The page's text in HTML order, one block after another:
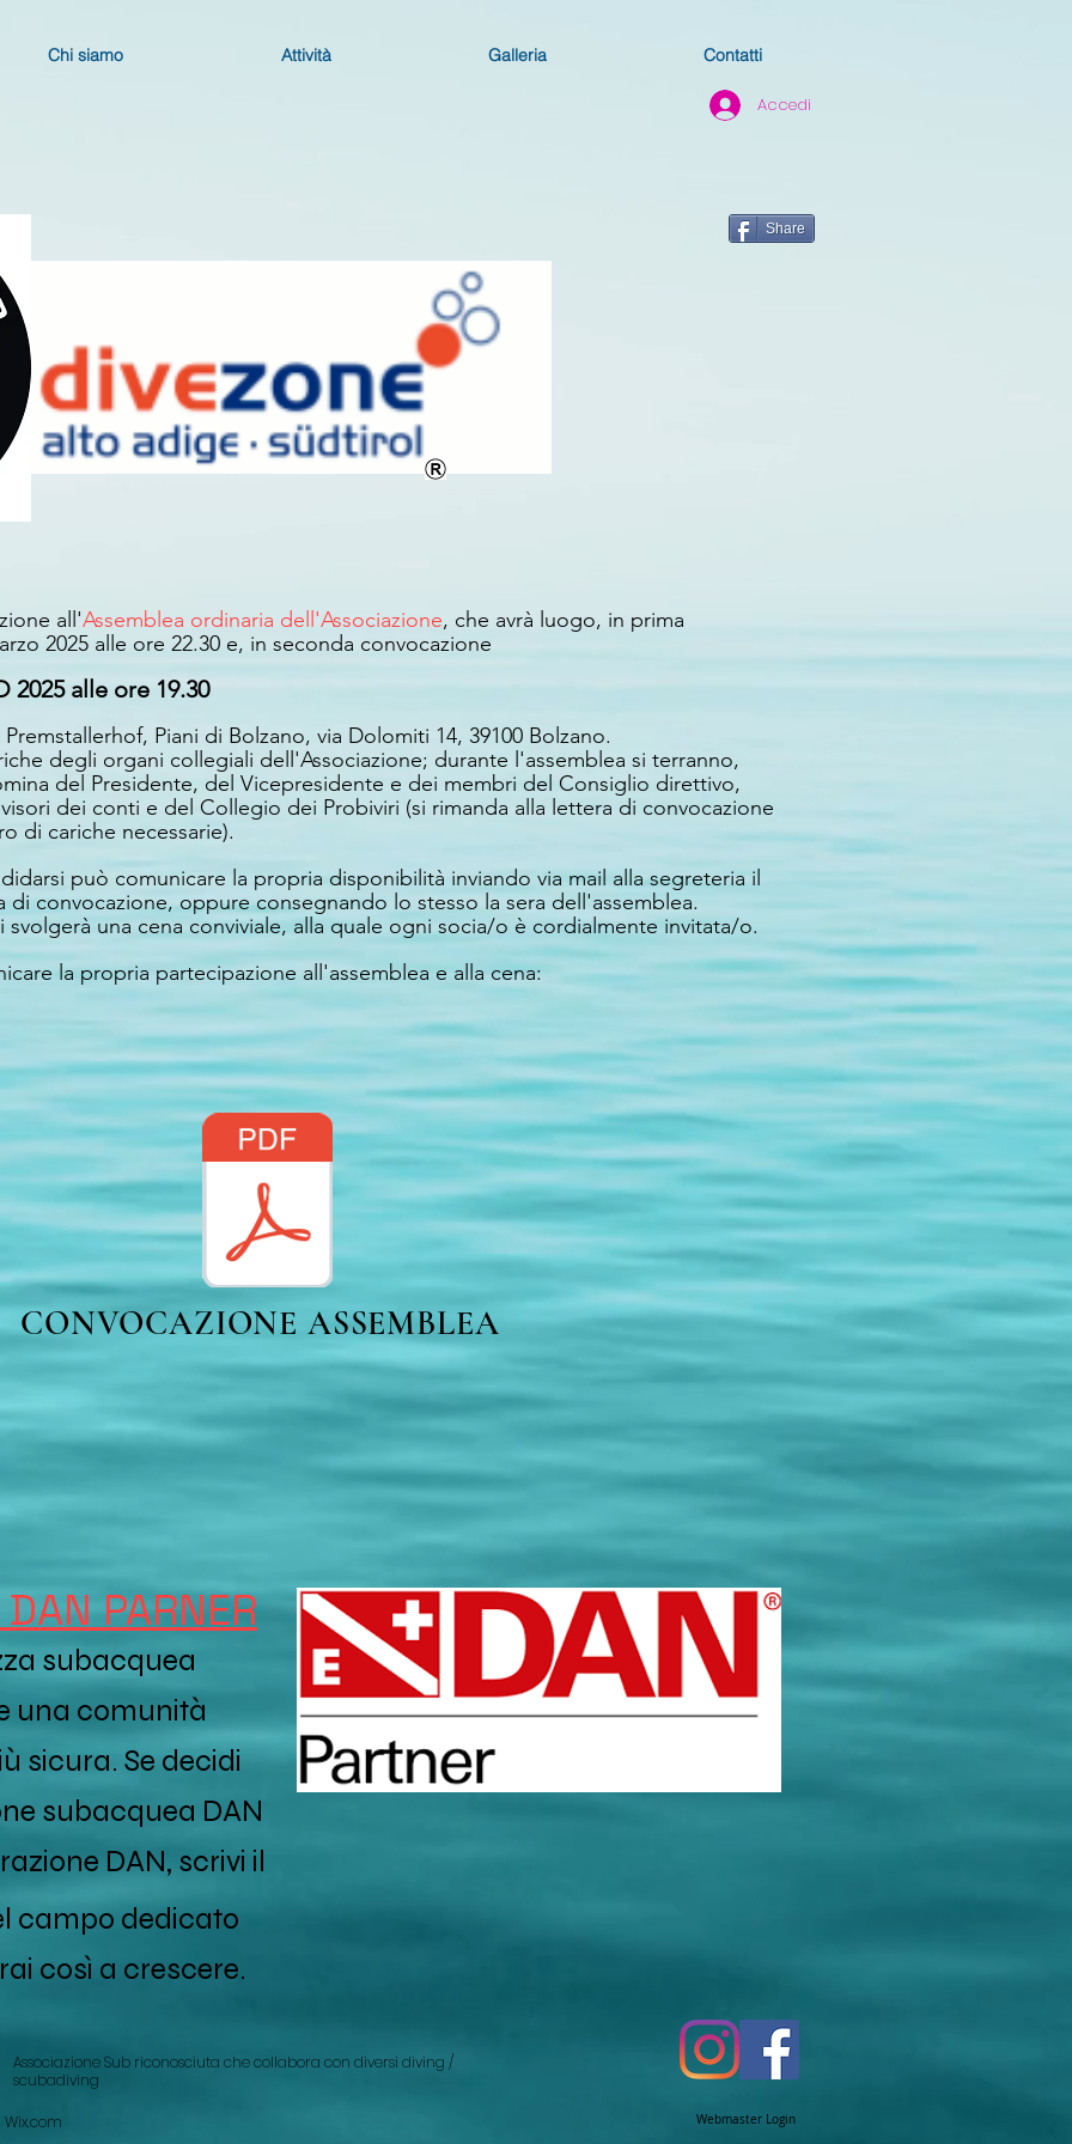
Chi siamo Attività Galleria Contatti
Accedi
Share
all'Assemblea ordinaria dell'Associazione, che avrà luogo, in prima
2025 alle ore 22.30 e, in seconda convocazione
2025 alle ore 19.30
Piani di Bolzano, via Dolomiti 14, 39100 Bolzano.
degli organi collegiali dell'Associazione; durante l'assemblea si terranno,
del Presidente, del Vicepresidente e dei membri del Consiglio direttivo,
dei conti e del Collegio dei Probiviri (si rimanda alla lettera di convocazione
di cariche necessarie).
può comunicare la propria disponibilità inviando via mail alla segreteria il
convocazione, oppure consegnando lo stesso la sera dell'assemblea.
una cena conviviale, alla quale ogni socia/o è cordialmente invitata/o.
la propria partecipazione all'assemblea e alla cena:
CONVOCAZIONE ASSEMBLEA
PARNER
subacquea
una comunità
sicura. Se decidi
subacquea DAN
DAN, scrivi il
campo dedicato
così a crescere.
Associazione Sub riconosciuta che collabora con diversi diving /
scubadiving
Wix.com Webmaster Login